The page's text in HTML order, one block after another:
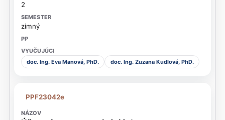
2
zimný
doc. Ing. Eva Manová, PhD. doc. Ing. Zuzana Kudlová, PhD.
PPF23042e